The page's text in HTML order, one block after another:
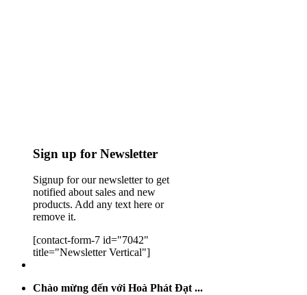
Sign up for Newsletter
Signup for our newsletter to get
notified about sales and new
products. Add any text here or
remove it.
[contact-form-7 id="7042"
title="Newsletter Vertical"]
Chào mừng đến với Hoà Phát Đạt ...